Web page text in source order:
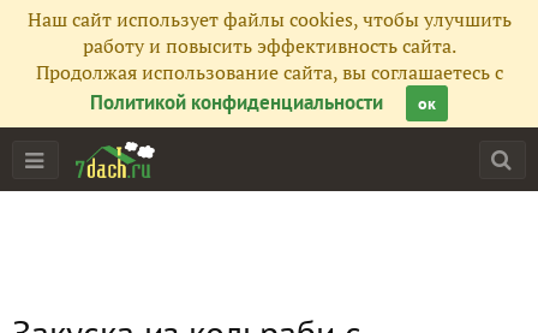
Наш сайт использует файлы cookies, чтобы улучшить
работу и повысить эффективность сайта.
Продолжая использование сайта, вы соглашаетесь с
Политикой конфиденциальности
ок